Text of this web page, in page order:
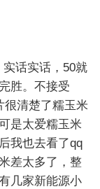
胜。不接受
很清楚了糯玉米
是太爱糯玉米
我也去看了qq
差太多了，整
几家新能源小